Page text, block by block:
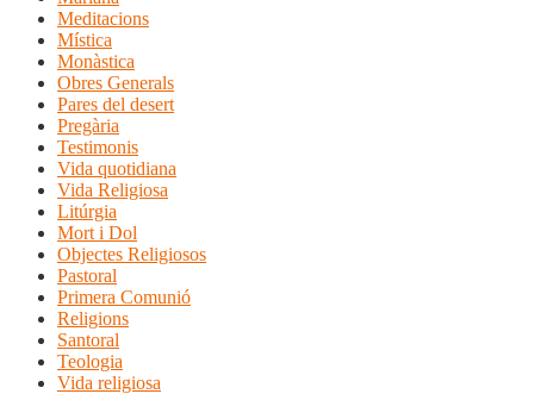
Meditacions
Mística
Monàstica
Obres Generals
Pares del desert
Pregària
Testimonis
Vida quotidiana
Vida Religiosa
Litúrgia
Mort i Dol
Objectes Religiosos
Pastoral
Primera Comunió
Religions
Santoral
Teologia
Vida religiosa